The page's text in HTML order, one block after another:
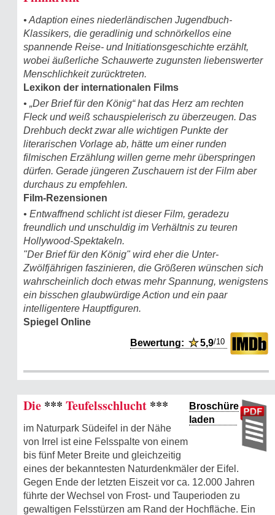
• Adaption eines niederländischen Jugendbuch-
Klassikers, die geradlinig und schnörkellos eine
spannende Reise- und Initiationsgeschichte erzählt,
wobei äußerliche Schauwerte zugunsten liebenswerter
Menschlichkeit zurücktreten.
Lexikon der internationalen Films
• „Der Brief für den König“ hat das Herz am rechten
Fleck und weiß schauspielerisch zu überzeugen. Das
Drehbuch deckt zwar alle wichtigen Punkte der
literarischen Vorlage ab, hätte um einer runden
filmischen Erzählung willen gerne mehr überspringen
dürfen. Gerade jüngeren Zuschauern ist der Film aber
durchaus zu empfehlen.
Film-Rezensionen
• Entwaffnend schlicht ist dieser Film, geradezu
freundlich und unschuldig im Verhältnis zu teuren
Hollywood-Spektakeln.
"Der Brief für den König" wird eher die Unter-
Zwölfjährigen faszinieren, die Größeren wünschen sich
wahrscheinlich doch etwas mehr Spannung, wenigstens
ein bisschen glaubwürdige Action und ein paar
intelligentere Hauptfiguren.
Spiegel Online
Bewertung:★5,9/10
Broschüre
laden
Die *** Teufelsschlucht ***
im Naturpark Südeifel in der Nähe
von Irrel ist eine Felsspalte von einem
bis fünf Meter Breite und gleichzeitig
eines der bekanntesten Naturdenkmäler der Eifel.
Gegen Ende der letzten Eiszeit vor ca. 12.000 Jahren
führte der Wechsel von Frost- und Tauperioden zu
gewaltigen Felsstürzen am Rand der Hochfläche. Ein